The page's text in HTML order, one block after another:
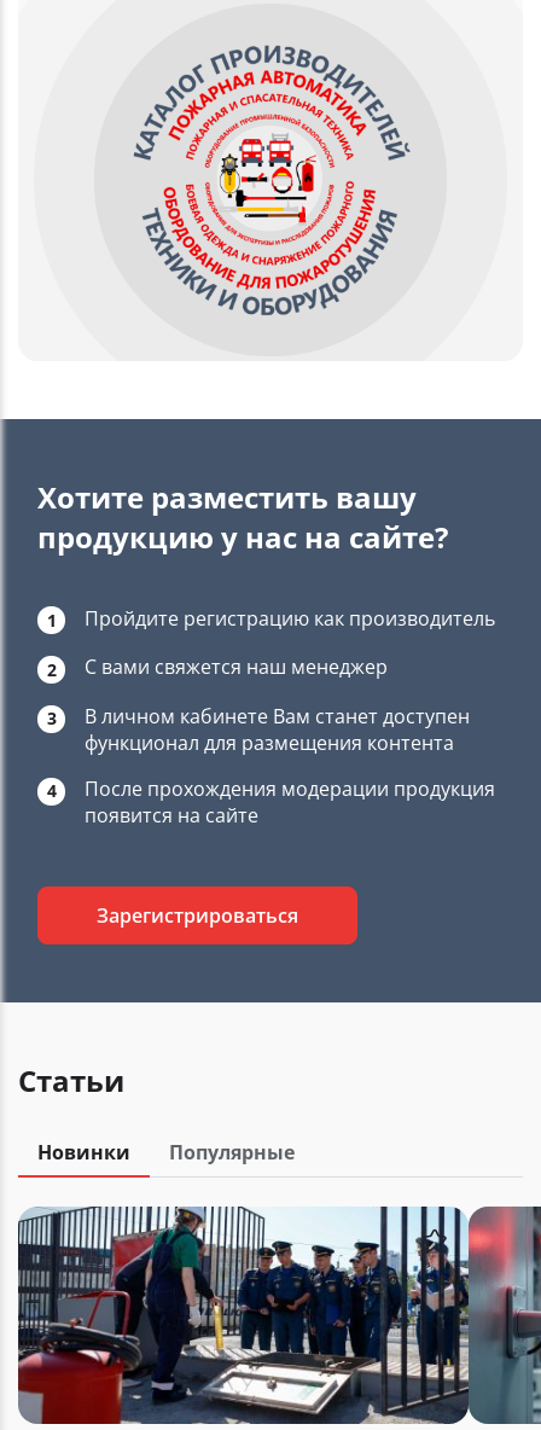
Хотите разместить вашу
продукцию у нас на сайте?
1 Пройдите регистрацию как производитель
2 С вами свяжется наш менеджер
3
В личном кабинете Вам станет доступен
функционал для размещения контента
4
После прохождения модерации продукция
появится на сайте
Зарегистрироваться
Статьи
Новинки Популярные